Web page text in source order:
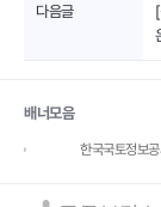
다음글
배너모음
한국국토정보